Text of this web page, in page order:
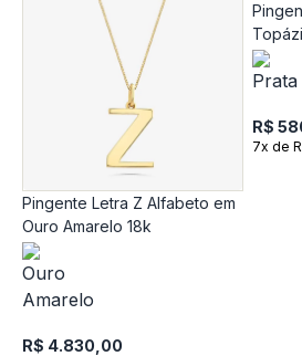
Pingente Letra Z Alfabeto em
Ouro Amarelo 18k
R$ 4.830,00
Prata
R$
7x de